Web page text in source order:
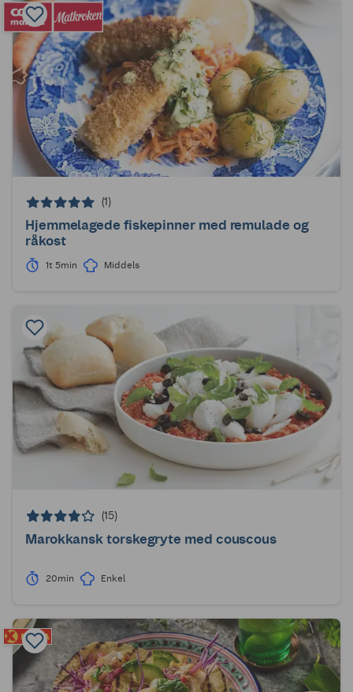
(1)
Hjemmelagede fiskepinner med remulade og
råkost
1t 5min Middels
(15)
Marokkansk torskegryte med couscous
20min Enkel